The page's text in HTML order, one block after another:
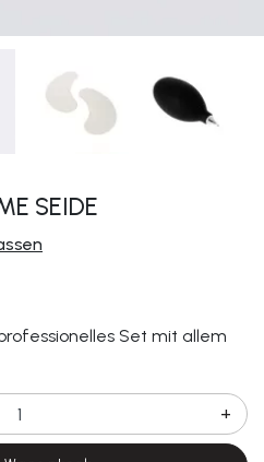
SEIDE
Set mit allem
+